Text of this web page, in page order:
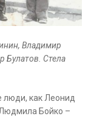
Владимир
Булатов. Стела
люди, как Леонид
Бойко –